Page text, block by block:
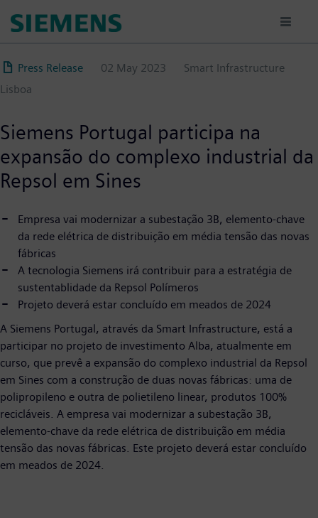
content
Press Release 02 May 2023
Smart Infrastructure
Lisboa
Siemens Portugal participa na
expansão do complexo industrial da
Repsol em Sines
Empresa vai modernizar a subestação 3B, elemento-chave
da rede elétrica de distribuição em média tensão das novas
fábricas
A tecnologia Siemens irá contribuir para a estratégia de
sustentablidade da Repsol Polímeros
Projeto deverá estar concluído em meados de 2024
A Siemens Portugal, através da Smart Infrastructure, está a
participar no projeto de investimento Alba, atualmente em
curso, que prevê a expansão do complexo industrial da Repsol
em Sines com a construção de duas novas fábricas: uma de
polipropileno e outra de polietileno linear, produtos 100%
recicláveis. A empresa vai modernizar a subestação 3B,
elemento-chave da rede elétrica de distribuição em média
tensão das novas fábricas. Este projeto deverá estar concluído
em meados de 2024.